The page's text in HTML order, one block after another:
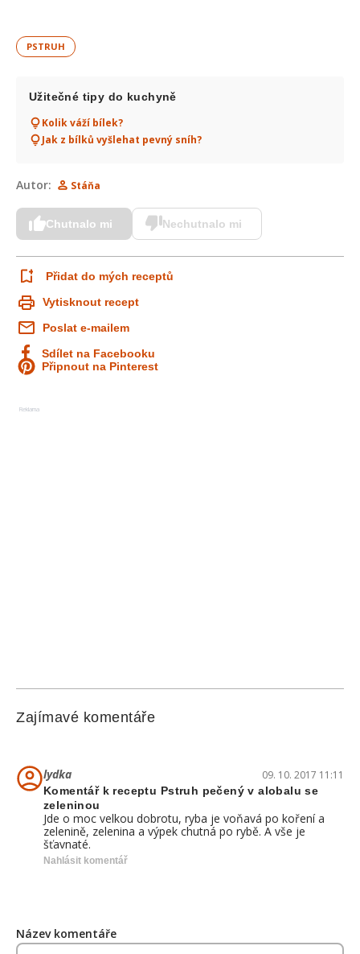
PSTRUH
Užitečné tipy do kuchyně
Kolik váží bílek?
Jak z bílků vyšlehat pevný sníh?
Autor: Stáňa
Chutnalo mi Nechutnalo mi
Přidat do mých receptů
Vytisknout recept
Poslat e-mailem
Sdílet na Facebooku
Připnout na Pinterest
Reklama
Zajímavé komentáře
lydka 09. 10. 2017 11:11
Komentář k receptu Pstruh pečený v alobalu se
zeleninou
Jde o moc velkou dobrotu, ryba je voňavá po koření a
zelenině, zelenina a výpek chutná po rybě. A vše je
šťavnaté.
Nahlásit komentář
Název komentáře